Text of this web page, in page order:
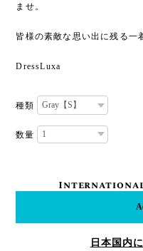
ませ。
皆様の素敵な思い出に残る一
DressLuxa
種類
数量
日本国内